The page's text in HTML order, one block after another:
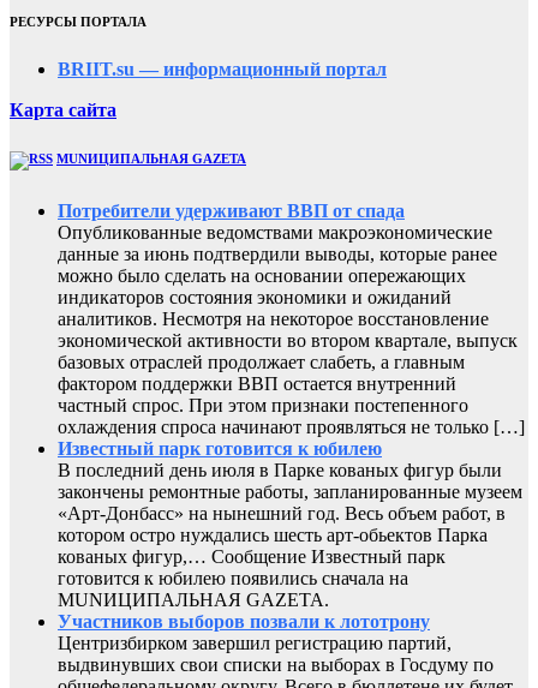
РЕСУРСЫ ПОРТАЛА
BRIIT.su — информационный портал
Карта сайта
MUNИЦИПАЛЬНАЯ GAZЕТА
Потребители удерживают ВВП от спада
Опубликованные ведомствами макроэкономические
данные за июнь подтвердили выводы, которые ранее
можно было сделать на основании опережающих
индикаторов состояния экономики и ожиданий
аналитиков. Несмотря на некоторое восстановление
экономической активности во втором квартале, выпуск
базовых отраслей продолжает слабеть, а главным
фактором поддержки ВВП остается внутренний
частный спрос. При этом признаки постепенного
охлаждения спроса начинают проявляться не только […]
Известный парк готовится к юбилею
В последний день июля в Парке кованых фигур были
закончены ремонтные работы, запланированные музеем
«Арт-Донбасс» на нынешний год. Весь объем работ, в
котором остро нуждались шесть арт-обьектов Парка
кованых фигур,… Сообщение Известный парк
готовится к юбилею появились сначала на
MUNИЦИПАЛЬНАЯ GAZЕТА.
Участников выборов позвали к лототрону
Центризбирком завершил регистрацию партий,
выдвинувших свои списки на выборах в Госдуму по